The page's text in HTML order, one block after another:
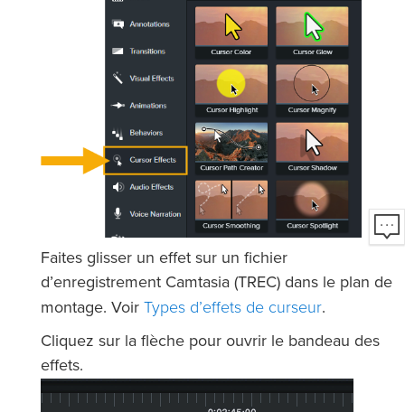
Faites glisser un effet sur un fichier
d’enregistrement Camtasia (TREC) dans le plan de
montage. Voir Types d’effets de curseur.
Cliquez sur la flèche pour ouvrir le bandeau des
effets.